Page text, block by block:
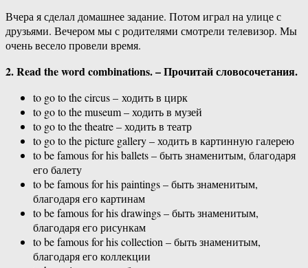
Вчера я сделал домашнее задание. Потом играл на улице с
друзьями. Вечером мы с родителями смотрели телевизор. Мы
очень весело провели время.
2. Read the word combinations. – Прочитай словосочетания.
to go to the circus – ходить в цирк
to go to the museum – ходить в музей
to go to the theatre – ходить в театр
to go to the picture gallery – ходить в картинную галерею
to be famous for his ballets – быть знаменитым, благодаря
его балету
to be famous for his paintings – быть знаменитым,
благодаря его картинам
to be famous for his drawings – быть знаменитым,
благодаря его рисункам
to be famous for his collection – быть знаменитым,
благодаря его коллекции